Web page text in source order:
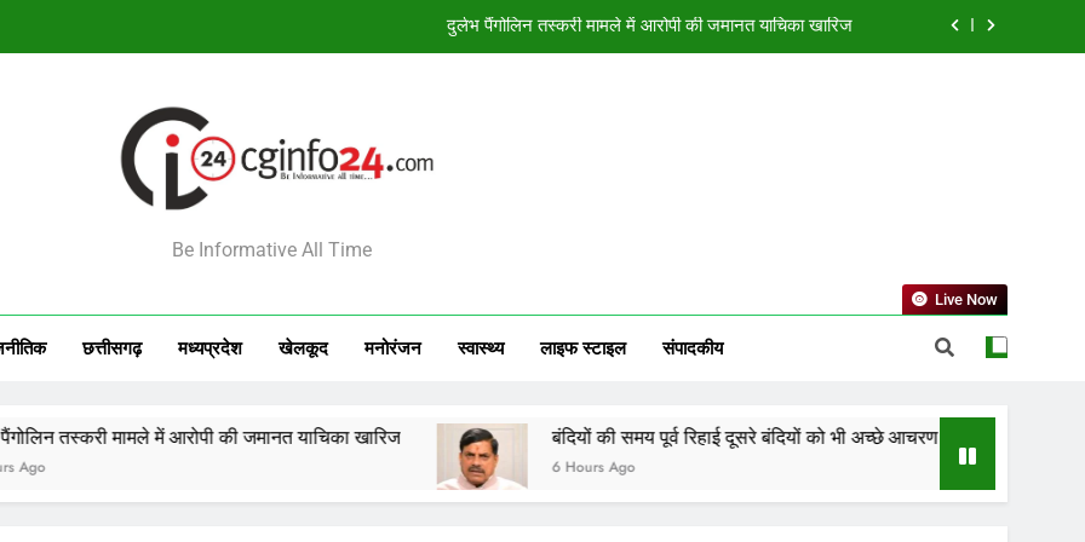
दुर्लभ पैंगोलिन तस्करी मामले में आरोपी की जमानत याचिका खारिज
आज का राशिफल 8 अगस्त 2026: 12 राशियों का भविष्यफल, जानें किस राशि की चमकेगी किस्मत
138 करोड़ की लागत से नांदघाट-मुंगेली रोड होगा फोरलेन
Be Informative All Time
छत्तीसगढ़ मध्‍यप्रदेश खेलकूद मनोरंजन स्‍वास्‍थ्‍य लाइफ स्टाइल संपादकीय
Live Now
मामले में आरोपी की जमानत याचिका खारिज बंदियों की समय पूर्व रिहाई दूसरे बंदियों को भी अच्छे आचरण के लिए करेगी प्रोत्साहित :
6 Hours Ago